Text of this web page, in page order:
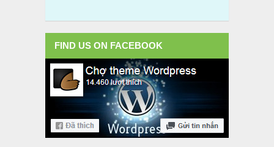
FIND US ON FACEBOOK